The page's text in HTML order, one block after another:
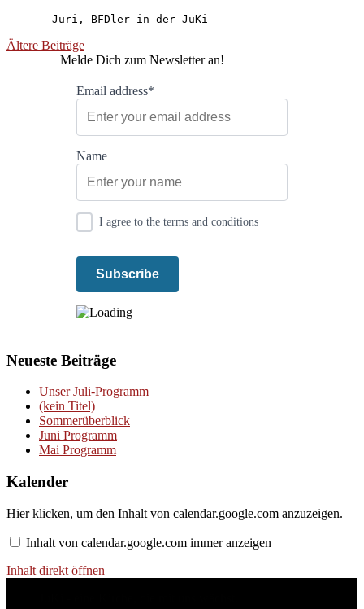
- Juri, BFDler in der JuKi
Beitragsnavigation
Ältere Beiträge
Melde Dich zum Newsletter an!
Email address*
Name
I agree to the terms and conditions
Neueste Beiträge
Unser Juli-Programm
(kein Titel)
Sommerüberblick
Juni Programm
Mai Programm
Kalender
Inhalt
calendar.google.com
anzeigen
Hier klicken, um den Inhalt von calendar.google.com anzuzeigen.
Inhalt von calendar.google.com immer anzeigen
Inhalt direkt öffnen